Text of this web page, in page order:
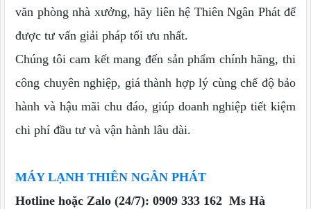
văn phòng nhà xưởng, hãy liên hệ Thiên Ngân Phát để
được tư vấn giải pháp tối ưu nhất.
Chúng tôi cam kết mang đến sản phẩm chính hãng, thi
công chuyên nghiệp, giá thành hợp lý cùng chế độ bảo
hành và hậu mãi chu đáo, giúp doanh nghiệp tiết kiệm
chi phí đầu tư và vận hành lâu dài.
MÁY LẠNH THIÊN NGÂN PHÁT
Hotline hoặc Zalo (24/7): 0909 333 162 Ms Hà